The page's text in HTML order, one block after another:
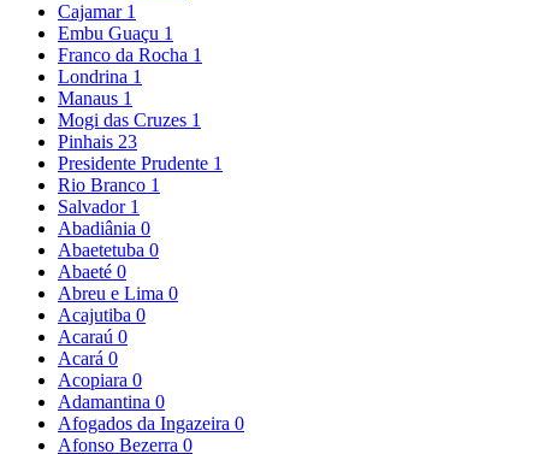
Cajamar 1
Embu Guaçu 1
Franco da Rocha 1
Londrina 1
Manaus 1
Mogi das Cruzes 1
Pinhais 23
Presidente Prudente 1
Rio Branco 1
Salvador 1
Abadiânia 0
Abaetetuba 0
Abaeté 0
Abreu e Lima 0
Acajutiba 0
Acaraú 0
Acará 0
Acopiara 0
Adamantina 0
Afogados da Ingazeira 0
Afonso Bezerra 0